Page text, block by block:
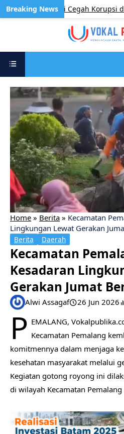
Sinergi Cegah Korupsi dan
Home » Berita » ​Kecamatan
Lingkungan Lewat Gerakan
Berita Daerah
​Kecamatan
Kesadaran
Gerakan Jumat
Alwi Assagaf 26 Jun 2026
P EMALANG,
Kecamatan Pemalang
komitmennya dalam menjaga
kesehatan masyarakat melalui
Kegiatan gotong royong ini
di wilayah Kecamatan